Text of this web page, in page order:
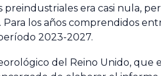
preindustriales era casi nula,
los años comprendidos
2023-2027.
del Reino Unido, que